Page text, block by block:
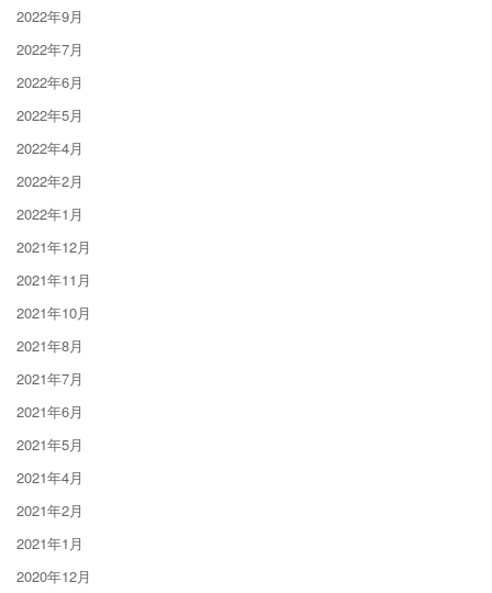
2022年9月
2022年7月
2022年6月
2022年5月
2022年4月
2022年2月
2022年1月
2021年12月
2021年11月
2021年10月
2021年8月
2021年7月
2021年6月
2021年5月
2021年4月
2021年2月
2021年1月
2020年12月